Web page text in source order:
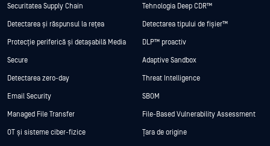
Securitatea Supply Chain
Detectarea și răspunsul la rețea
Protecție periferică și detașabilă Media
Secure
Detectarea zero-day
Email Security
Managed File Transfer
OT și sisteme ciber-fizice
Tehnologia Deep CDR™
Detectarea tipului de fișier™
DLP™ proactiv
Adaptive Sandbox
Threat Intelligence
SBOM
File-Based Vulnerability Assessment
Țara de origine